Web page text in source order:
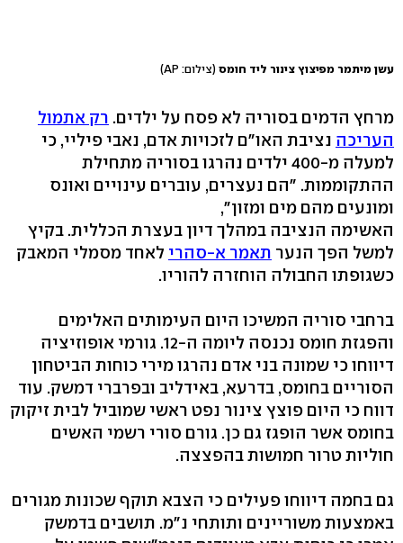
עשן מיתמר מפיצוץ צינור ליד חומס (צילום: AP)
מרחץ הדמים בסוריה לא פסח על ילדים. רק אתמול
העריכה נציבת האו"ם לזכויות אדם, נאבי פיליי, כי
למעלה מ-400 ילדים נהרגו בסוריה מתחילת
ההתקוממות. "הם נעצרים, עוברים עינויים ואונס
ומונעים מהם מים ומזון",
האשימה הנציבה במהלך דיון בעצרת הכללית. בקיץ
למשל הפך הנער תאמר א-סהרי לאחד מסמלי המאבק
כשגופתו החבולה הוחזרה להוריו.
ברחבי סוריה המשיכו היום העימותים האלימים
והפגזת חומס נכנסה ליומה ה-12. גורמי אופוזיציה
דיווחו כי שמונה בני אדם נהרגו מירי כוחות הביטחון
הסוריים בחומס, בדרעא, באידליב ובפרברי דמשק. עוד
דווח כי היום פוצץ צינור נפט ראשי שמוביל לבית זיקוק
בחומס אשר הופגז גם כן. גורם סורי רשמי האשים
חוליות טרור חמושות בהפצצה.
גם בחמה דיווחו פעילים כי הצבא תוקף שכונות מגורים
באמצעות משוריינים ותותחי נ"מ. תושבים בדמשק